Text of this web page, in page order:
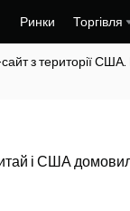
Ринки Торгівля
з території
і США